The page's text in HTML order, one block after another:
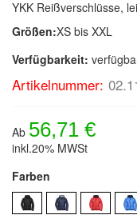
YKK Reißverschlüsse,
Größen:XS bis XXL
Verfügbarkeit:
Artikelnummer:
Ab 56,71 €
inkl.20% MWSt
Farben